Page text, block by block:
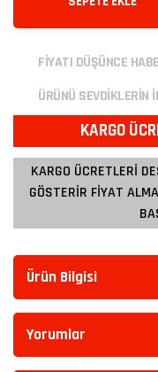
FİYATI DÜŞÜNCE
ÜRÜNÜ SEVDİKLERİN
KARGO
KARGO ÜCRETLERİ
GÖSTERİR FİYAT
Ürün Bilgisi
Yorumlar